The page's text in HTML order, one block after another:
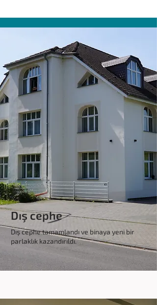
Dış cephe
Dış cephe tamamlandı ve binaya yeni bir
parlaklık kazandırıldı.